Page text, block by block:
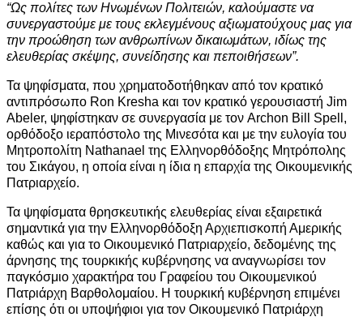
“Ως πολίτες των Ηνωμένων Πολιτειών, καλούμαστε να
συνεργαστούμε με τους εκλεγμένους αξιωματούχους μας για
την προώθηση των ανθρωπίνων δικαιωμάτων, ιδίως της
ελευθερίας σκέψης, συνείδησης και πεποιθήσεων”.
Τα ψηφίσματα, που χρηματοδοτήθηκαν από τον κρατικό
αντιπρόσωπο Ron Kresha και τον κρατικό γερουσιαστή Jim
Abeler, ψηφίστηκαν σε συνεργασία με τον Archon Bill Spell,
ορθόδοξο ιεραπόστολο της Μινεσότα και με την ευλογία του
Μητροπολίτη Nathanael της Ελληνορθόδοξης Μητρόπολης
του Σικάγου, η οποία είναι η ίδια η επαρχία της Οικουμενικής
Πατριαρχείο.
Τα ψηφίσματα θρησκευτικής ελευθερίας είναι εξαιρετικά
σημαντικά για την Ελληνορθόδοξη Αρχιεπισκοπή Αμερικής
καθώς και για το Οικουμενικό Πατριαρχείο, δεδομένης της
άρνησης της τουρκικής κυβέρνησης να αναγνωρίσει τον
παγκόσμιο χαρακτήρα του Γραφείου του Οικουμενικού
Πατριάρχη Βαρθολομαίου. Η τουρκική κυβέρνηση επιμένει
επίσης ότι οι υποψήφιοι για τον Οικουμενικό Πατριάρχη